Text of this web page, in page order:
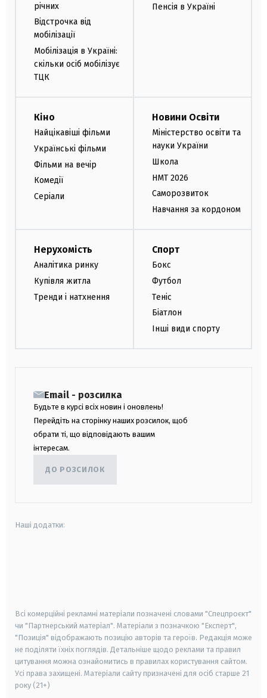
річних
Відстрочка від
мобілізації
Мобілізація в Україні:
скільки осіб мобілізує
ТЦК
Пенсія в Україні
Кіно
Найцікавіші фільми
Українські фільми
Фільми на вечір
Комедії
Серіали
Новини Освіти
Міністерство освіти та
науки України
Школа
НМТ 2026
Саморозвиток
Навчання за кордоном
Нерухомість
Аналітика ринку
Купівля житла
Тренди і натхнення
Спорт
Бокс
Футбол
Теніс
Біатлон
Інші види спорту
Email - розсилка
Будьте в курсі всіх новин і оновлень!
Перейдіть на сторінку наших розсилок, щоб
обрати ті, що відповідають вашим
інтересам.
ДО РОЗСИЛОК
Наші додатки:
Всі комерційні рекламні матеріали позначені словами "Спецпроєкт"
чи "Партнерський матеріал". Матеріали з позначкою "Експерт",
"Позиція" відображають позицію авторів та героїв. Редакція може
не поділяти їхніх поглядів. Детальніше щодо реклами та правил
цитування можна ознайомитись в правилах користування сайтом.
Усі права захищені. Матеріали сайту призначені для осіб старше 21
року (21+)